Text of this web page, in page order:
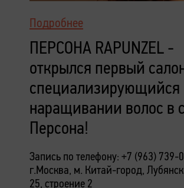
Подробнее
ПЕРСОНА RAPUNZEL -
открылся первый
специализирующийся
наращивании волос в
Персона!
Запись по телефону: +7 (963) 739-
г.Москва, м. Китай-город,
25, строение 2